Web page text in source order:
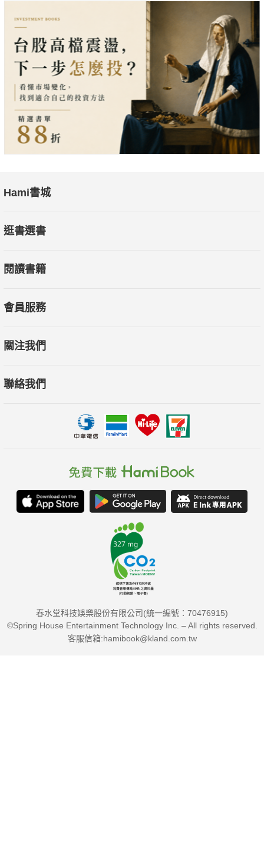
只有在愛情的依戀中，真正地與自己相遇，學會接納一個不完美
的自己，試著成為自己最義無反顧的支持者及關愛者，也才有機
會遇見最美好的愛情。"
Hami書城
逛書選書
閱讀書籍
會員服務
關注我們
聯絡我們
春水堂科技娛樂股份有限公司(統一編號：70476915)
©Spring House Entertainment Technology Inc. – All rights reserved.
客服信箱:hamibook@kland.com.tw